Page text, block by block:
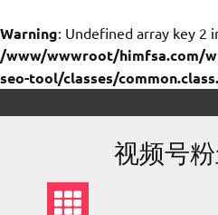
Warning: Undefined array key 2
/www/wwwroot/himfsa.com/
seo-tool/classes/
to
视频号